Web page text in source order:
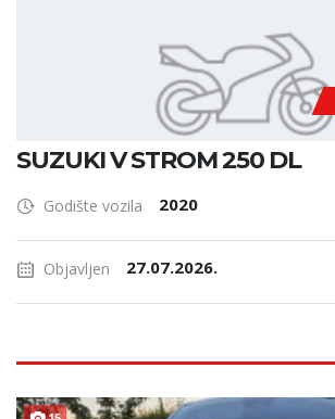
SUZUKI V STROM 250 DL
Godište vozila 2020
Objavljen 27.07.2026.